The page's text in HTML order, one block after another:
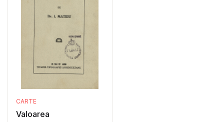
CARTE
Valoarea